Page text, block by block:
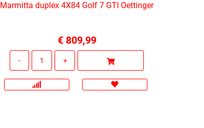
Marmitta duplex 4X84 Golf 7 GTI Oettinger
€ 809,99